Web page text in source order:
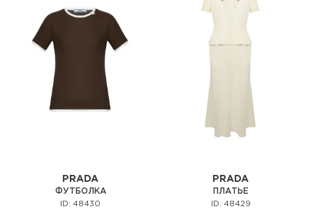
PRADA
ФУТБОЛКА
ID: 48430
PRADA
ПЛАТЬЕ
ID: 48429